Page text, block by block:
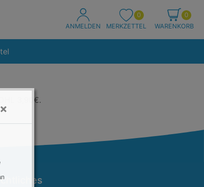
×
ANMELDEN
0
MERKZETTEL
0
WARENKORB
3,90€.